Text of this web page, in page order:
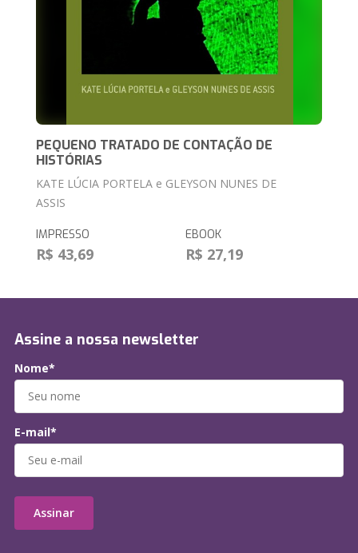
PEQUENO TRATADO DE CONTAÇÃO DE
HISTÓRIAS
KATE LÚCIA PORTELA e GLEYSON NUNES DE
ASSIS
IMPRESSO
R$ 43,69
EBOOK
R$ 27,19
Assine a nossa newsletter
Nome*
E-mail*
Assinar